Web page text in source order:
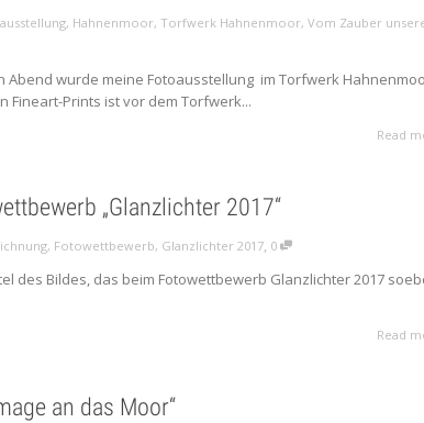
, Hahnenmoor, Torfwerk Hahnenmoor,Vom Zauber
Abend wurde meine Fotoausstellung im Torfwerk
Fineart-Prints ist vor dem Torfwerk...
Read
„Glanzlichter 2017“
, Fotowettbewerb, Glanzlichter 2017, 0
des Bildes, das beim Fotowettbewerb Glanzlichter 2017
Read
an das Moor“